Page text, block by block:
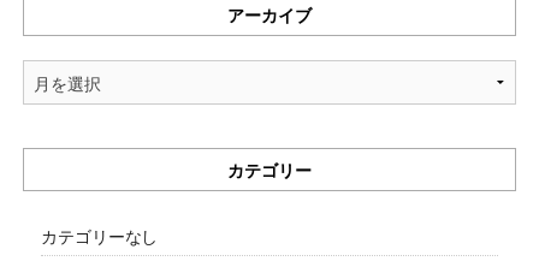
アーカイブ
ア
ー
ブ
カテゴリー
カテゴリーなし